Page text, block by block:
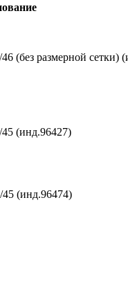
размерной сетки)
(инд.96427)
(инд.96474)